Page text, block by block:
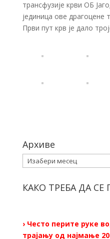
трансфузије крви ОБ
јединица ове драгоцене
Први пут крв је дало
Архиве
Архиве
КАКО ТРЕБА ДА
› Често перите руке
трајању од најмање